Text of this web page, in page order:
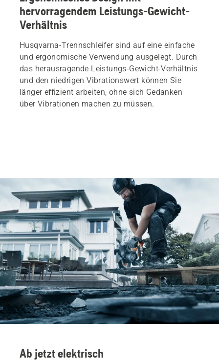
hervorragendem Leistungs-Gewicht-
Verhältnis
Husqvarna-Trennschleifer sind auf eine einfache
und ergonomische Verwendung ausgelegt. Durch
das herausragende Leistungs-Gewicht-Verhältnis
und den niedrigen Vibrationswert können Sie
länger effizient arbeiten, ohne sich Gedanken
über Vibrationen machen zu müssen.
Ab jetzt elektrisch